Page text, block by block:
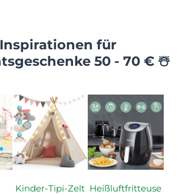
für
50 - 70 € ☃️
Kinder-Tipi-Zelt Heißluftfritteuse